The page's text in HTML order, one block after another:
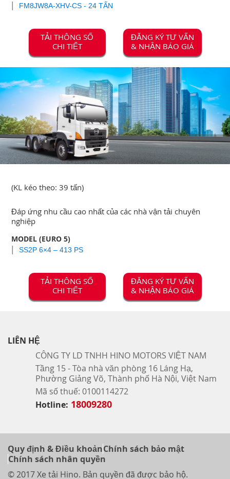
FM8JW8A-XHV-CS - 24 TẤN
TẢI THÔNG SỐ
CHI TIẾT
ĐĂNG KÝ TƯ VẤN
& NHẬN BÁO GIÁ
(KL kéo theo: 39 tấn)
Đáp ứng nhu cầu cao nhất của các nhà vận tải chuyên
nghiệp
MODEL (EURO 5)
SS2P 6×4 – 413 PS
TẢI THÔNG SỐ
CHI TIẾT
ĐĂNG KÝ TƯ VẤN
& NHẬN BÁO GIÁ
LIÊN HỆ
CÔNG TY LD TNHH HINO MOTORS VIỆT NAM
Tầng 15 - Tòa nhà văn phòng 16 Láng Hạ,
Phường Giảng Võ, Thành phố Hà Nội, Việt Nam
Mã số thuế: 0100114272
Hotline: 18009280
Quy định & Điều khoảnChính sách bảo mật
Chính sách nhân quyền
© 2017 Xe tải Hino. Bản quyền đã được bảo hộ.